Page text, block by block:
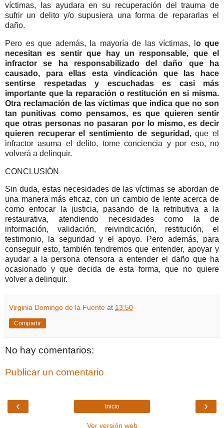
víctimas, las ayudara en su recuperación del trauma de
sufrir un delito y/o supusiera una forma de repararlas el
daño.
Pero es que además, la mayoría de las víctimas, l o que
necesitan es sentir que hay un responsable, que el
infractor se ha responsabilizado del daño que ha
causado, para ellas esta vindicación que las hace
sentirse respetadas y escuchadas es casi más
importante que la reparación o restitución en si misma.
Otra reclamación de las víctimas que indica que no son
tan punitivas como pensamos, es que quieren sentir
que otras personas no pasaran por lo mismo, es decir
quieren recuperar el sentimiento de seguridad,que el
infractor asuma el delito, tome conciencia y por eso, no
volverá a delinquir.
CONCLUSIÓN
Sin duda, estas necesidades de las víctimas se abordan de
una manera más eficaz, con un cambio de lente acerca de
como enfocar la justicia, pasando de la retributiva a la
restaurativa, atendiendo necesidades como la de
información, validación, reivindicación, restitución, el
testimonio, la seguridad y el apoyo. Pero además, para
conseguir esto, también tendremos que entender, apoyar y
ayudar a la persona ofensora a entender el daño que ha
ocasionado y que decida de esta forma, que no quiere
volver a delinquir.
Virginia Domingo de la Fuente at 13:50
Compartir
No hay comentarios:
Publicar un comentario
‹ ›
Inicio
Ver versión web